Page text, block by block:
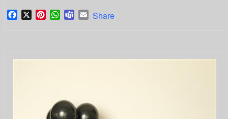
Facebook
X PinterestWhatsApp
TeamsEmail
Share